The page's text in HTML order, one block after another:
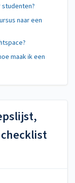
naar een
maak ik een